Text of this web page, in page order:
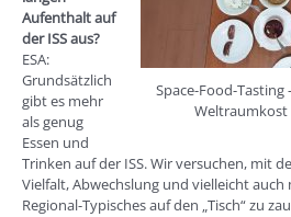
Space-Food-
Weltraumkost
Aufenthalt auf
der ISS aus?
ESA:
Grundsätzlich
gibt es mehr
als genug
Essen und
Trinken auf der ISS. Wir versuchen, mit
Vielfalt, Abwechslung und vielleicht auch
Regional-Typisches auf den „Tisch“ zu